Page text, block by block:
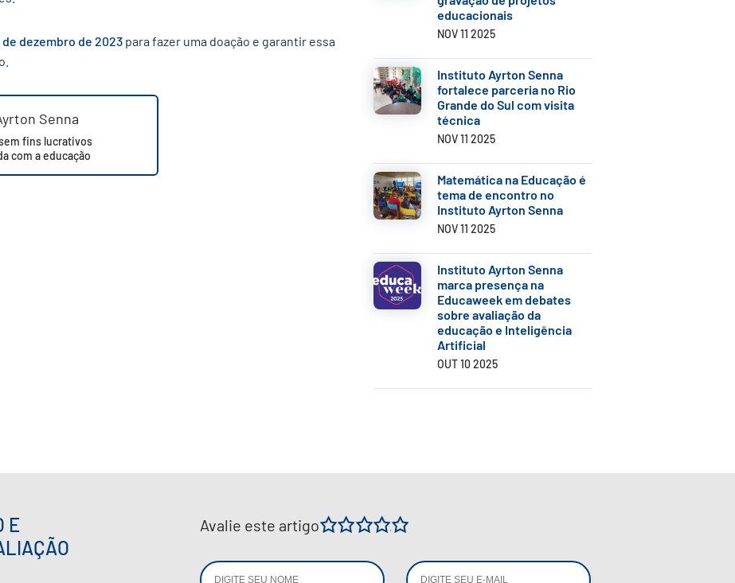
de dezembro de 2023para fazer uma doação e garantir essa
Senna
fins lucrativos
com a educação
educacionais
NOV 11 2025
Instituto Ayrton Senna
fortalece parceria no Rio
Grande do Sul com visita
técnica
NOV 11 2025
Matemática na Educação é
tema de encontro no
Instituto Ayrton Senna
NOV 11 2025
Instituto Ayrton Senna
marca presença na
Educaweek em debates
sobre avaliação da
educação e Inteligência
Artificial
OUT 10 2025
E
Avalie este artigo 5
4
3
2
1